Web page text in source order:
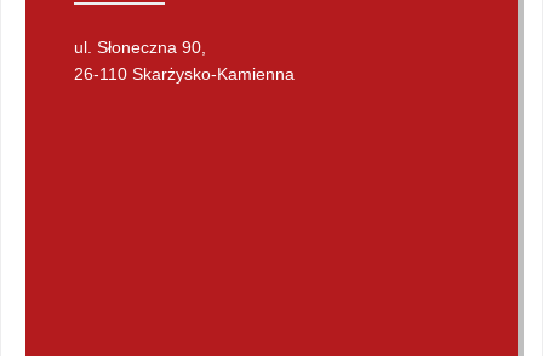
ul. Słoneczna 90,
26-110 Skarżysko-Kamienna